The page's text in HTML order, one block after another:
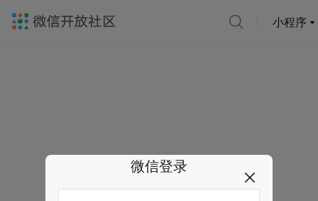
小程序
微信登录